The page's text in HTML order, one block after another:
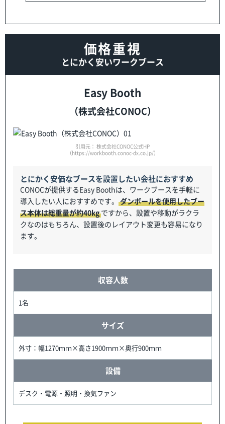
価格重視
とにかく安いワークブース
Easy Booth
（株式会社CONOC）
引用元： 株式会社CONOC公式HP
（https://workbooth.conoc-dx.co.jp/）
とにかく安価なブースを設置したい会社におすすめ
CONOCが提供するEasy Boothは、ワークブースを手軽に
導入したい人におすすめです。 ダンボールを使用したブー
ス本体は総重量が約40kgですから、設置や移動がラクラ
クなのはもちろん、設置後のレイアウト変更も容易になり
ます。
収容人数
1名
サイズ
外寸：幅1270ｍｍ×高さ1900ｍｍ×奥行900ｍｍ
設備
デスク・電源・照明・換気ファン